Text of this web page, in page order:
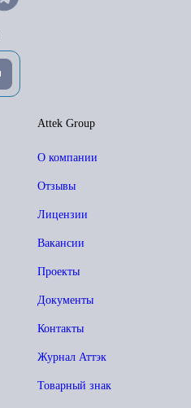
Attek Group
О компании
Отзывы
Лицензии
Вакансии
Проекты
Документы
Контакты
Журнал Аттэк
Товарный знак